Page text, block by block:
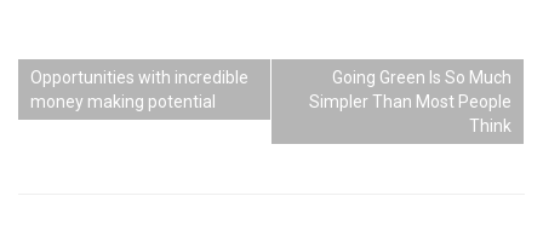
Opportunities with incredible
money making potential
Going Green Is So Much
Simpler Than Most People
Think